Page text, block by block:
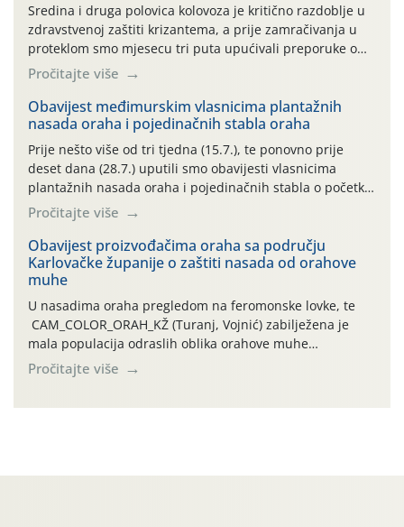
Sredina i druga polovica kolovoza je kritično razdoblje u
zdravstvenoj zaštiti krizantema, a prije zamračivanja u
proteklom smo mjesecu tri puta upućivali preporuke o
preventivnim mjerama zaštite krizantema od najčešćih
uzročnika bolesti, štetnika i fito-fagnih grinja (23.7., 14.7.,
06.7.)! Na početku ovog mjeseca je zabilježeno je
povijesno i ekstremno vruće meteorološko razdoblje, uz
najviše temperature […]
Pročitajte više
Obavijest međimurskim vlasnicima plantažnih
nasada oraha i pojedinačnih stabla oraha
Prije nešto više od tri tjedna (15.7.), te ponovno prije
deset dana (28.7.) uputili smo obavijesti vlasnicima
plantažnih nasada oraha i pojedinačnih stabla o početku
leta i ovogodišnjoj potrebi usmjerenog suzbijanja
orahove muhe (Rhagoletis completa)! Već dvanaest dana
traje drugi ovogodišnji “toplinski udar”, koji naročito
izražen zadnja šest dana (31.7.-05.8.), jer najviše
temperature zraka svakodnevno […]
Pročitajte više
Obavijest proizvođačima oraha sa području
Karlovačke županije o zaštiti nasada od orahove
muhe
U nasadima oraha pregledom na feromonske lovke, te
CAM_COLOR_ORAH_KŽ (Turanj, Vojnić) zabilježena je
mala populacija odraslih oblika orahove muhe
(Rhagoletis completa). Niska brojnost može se objasniti
činjenicom da je riječ o mladim nasadima s vrlo malim
Pročitajte više